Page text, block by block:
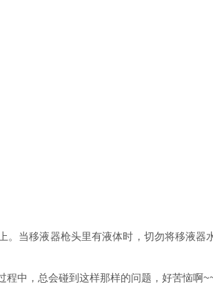
。当移液器枪头里有液体时，切勿将移液
程中，总会碰到这样那样的问题，好苦恼啊